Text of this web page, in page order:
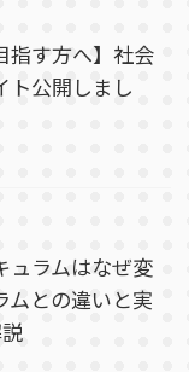
指す方へ】社会
ト公開しまし
ュラムはなぜ変
ムとの違いと実